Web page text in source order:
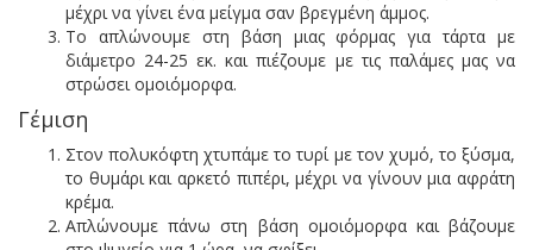
μέχρι να γίνει ένα μείγμα σαν βρεγμένη άμμος.
Το απλώνουμε στη βάση μιας φόρμας για τάρτα με
διάμετρο 24-25 εκ. και πιέζουμε με τις παλάμες μας να
στρώσει ομοιόμορφα.
Γέμιση
Στον πολυκόφτη χτυπάμε το τυρί με τον χυμό, το ξύσμα,
το θυμάρι και αρκετό πιπέρι, μέχρι να γίνουν μια αφράτη
κρέμα.
Απλώνουμε πάνω στη βάση ομοιόμορφα και βάζουμε